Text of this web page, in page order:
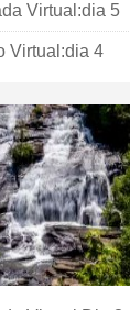
Virtual:dia 5
Virtual:dia 4